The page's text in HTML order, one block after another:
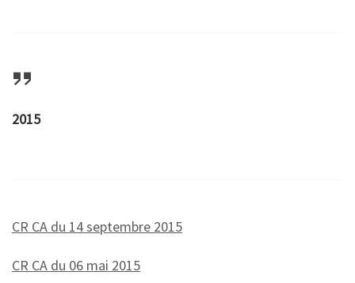
2015
CR CA du 14 septembre 2015
CR CA du 06 mai 2015